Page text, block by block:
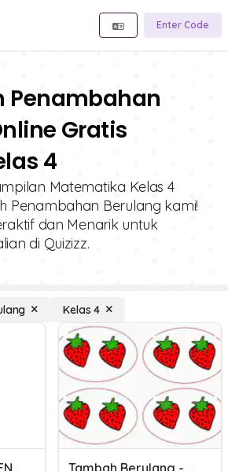
Enter Code
Penambahan
Gratis
4
Matematika Kelas 4
Penambahan Berulang kami!
dan Menarik untuk
di Quizizz.
Kelas 4
OPERASI DARAB PENAMBAHAN BERULANG Tambah Berulang - Tahun 1